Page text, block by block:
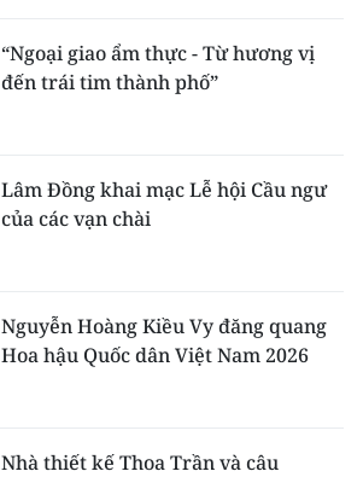
“Ngoại giao ẩm thực - Từ hương vị
đến trái tim thành phố”
Lâm Đồng khai mạc Lễ hội Cầu ngư
của các vạn chài
Nguyễn Hoàng Kiều Vy đăng quang
Hoa hậu Quốc dân Việt Nam 2026
Nhà thiết kế Thoa Trần và câu